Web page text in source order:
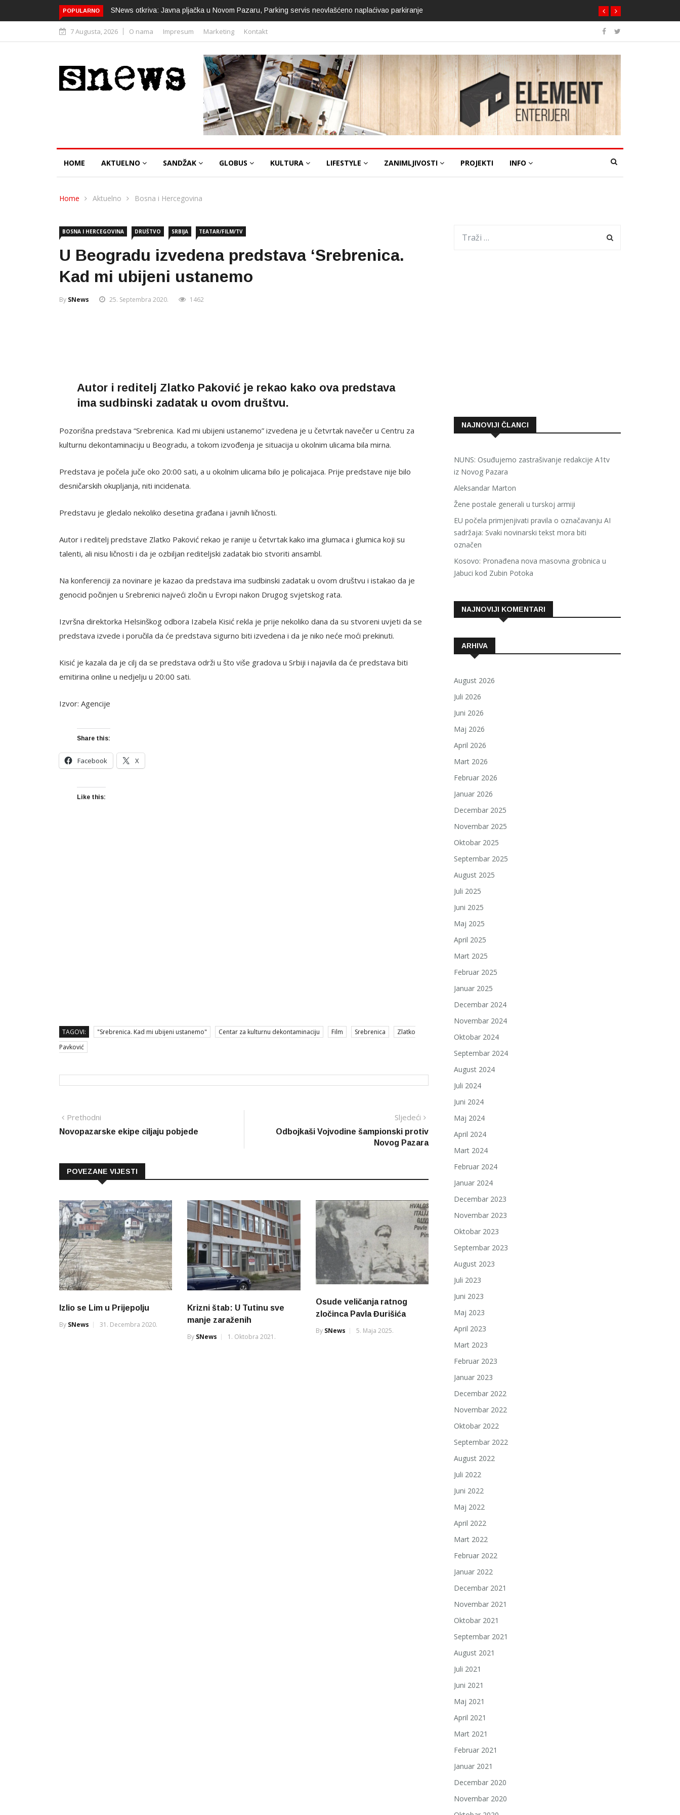
POPULARNO SNews otkriva: Javna pljačka u Novom Pazaru, Parking servis neovlašćeno naplaćivao parkiranje
7 Augusta, 2026 O nama Impresum Marketing Kontakt
HOME AKTUELNO SANDŽAK GLOBUS KULTURA LIFESTYLE ZANIMLJIVOSTI PROJEKTI INFO
Home Aktuelno Bosna i Hercegovina
BOSNA I HERCEGOVINA DRUŠTVO SRBIJA TEATAR/FILM/TV
U Beogradu izvedena predstava ‘Srebrenica.
Kad mi ubijeni ustanemo
By SNews 25. Septembra 2020. 1462
Autor i reditelj Zlatko Paković je rekao kako ova predstava
ima sudbinski zadatak u ovom društvu.
Pozorišna predstava “Srebrenica. Kad mi ubijeni ustanemo” izvedena je u četvrtak navečer u Centru za
kulturnu dekontaminaciju u Beogradu, a tokom izvođenja je situacija u okolnim ulicama bila mirna.
Predstava je počela juče oko 20:00 sati, a u okolnim ulicama bilo je policajaca. Prije predstave nije bilo
desničarskih okupljanja, niti incidenata.
Predstavu je gledalo nekoliko desetina građana i javnih ličnosti.
Autor i reditelj predstave Zlatko Paković rekao je ranije u četvrtak kako ima glumaca i glumica koji su
talenti, ali nisu ličnosti i da je ozbiljan rediteljski zadatak bio stvoriti ansambl.
Na konferenciji za novinare je kazao da predstava ima sudbinski zadatak u ovom društvu i istakao da je
genocid počinjen u Srebrenici najveći zločin u Evropi nakon Drugog svjetskog rata.
Izvršna direktorka Helsinškog odbora Izabela Kisić rekla je prije nekoliko dana da su stvoreni uvjeti da se
predstava izvede i poručila da će predstava sigurno biti izvedena i da je niko neće moći prekinuti.
Kisić je kazala da je cilj da se predstava održi u što više gradova u Srbiji i najavila da će predstava biti
emitirina online u nedjelju u 20:00 sati.
Izvor: Agencije
Share this:
Facebook X
Like this:
TAGOVI: "Srebrenica. Kad mi ubijeni ustanemo" Centar za kulturnu dekontaminaciju Film Srebrenica
Zlatko
Pavković
Navigacija
članaka
Prethodni
vijest
Novopazarske ekipe ciljaju pobjede
Sljedeći
Sljedeća
vijest
Odbojkaši Vojvodine šampionski protiv
Novog Pazara
POVEZANE VIJESTI
Izlio se Lim u Prijepolju
By SNews 31. Decembra 2020.
Krizni štab: U Tutinu sve
manje zaraženih
By SNews 1. Oktobra 2021.
Osude veličanja ratnog
zločinca Pavla Đurišića
By SNews 5. Maja 2025.
NAJNOVIJI ČLANCI
NUNS: Osuđujemo zastrašivanje redakcije A1tv
iz Novog Pazara
Aleksandar Marton
Žene postale generali u turskoj armiji
EU počela primjenjivati pravila o označavanju AI
sadržaja: Svaki novinarski tekst mora biti
označen
Kosovo: Pronađena nova masovna grobnica u
Jabuci kod Zubin Potoka
NAJNOVIJI KOMENTARI
ARHIVA
August 2026
Juli 2026
Juni 2026
Maj 2026
April 2026
Mart 2026
Februar 2026
Januar 2026
Decembar 2025
Novembar 2025
Oktobar 2025
Septembar 2025
August 2025
Juli 2025
Juni 2025
Maj 2025
April 2025
Mart 2025
Februar 2025
Januar 2025
Decembar 2024
Novembar 2024
Oktobar 2024
Septembar 2024
August 2024
Juli 2024
Juni 2024
Maj 2024
April 2024
Mart 2024
Februar 2024
Januar 2024
Decembar 2023
Novembar 2023
Oktobar 2023
Septembar 2023
August 2023
Juli 2023
Juni 2023
Maj 2023
April 2023
Mart 2023
Februar 2023
Januar 2023
Decembar 2022
Novembar 2022
Oktobar 2022
Septembar 2022
August 2022
Juli 2022
Juni 2022
Maj 2022
April 2022
Mart 2022
Februar 2022
Januar 2022
Decembar 2021
Novembar 2021
Oktobar 2021
Septembar 2021
August 2021
Juli 2021
Juni 2021
Maj 2021
April 2021
Mart 2021
Februar 2021
Januar 2021
Decembar 2020
Novembar 2020